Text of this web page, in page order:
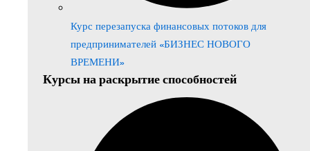
Курс перезапуска финансовых потоков для
предпринимателей «БИЗНЕС НОВОГО
ВРЕМЕНИ»
Курсы на раскрытие способностей